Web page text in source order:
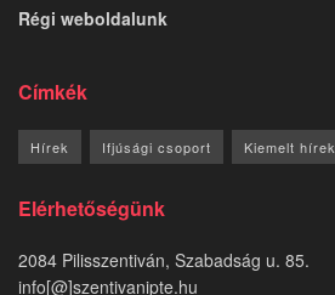
Régi weboldalunk
Címkék
Hírek Ifjúsági csoport Kiemelt hírek
Elérhetőségünk
2084 Pilisszentiván, Szabadság u. 85.
info[@]szentivanipte.hu